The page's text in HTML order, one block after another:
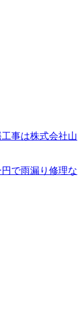
で雨漏り修理な